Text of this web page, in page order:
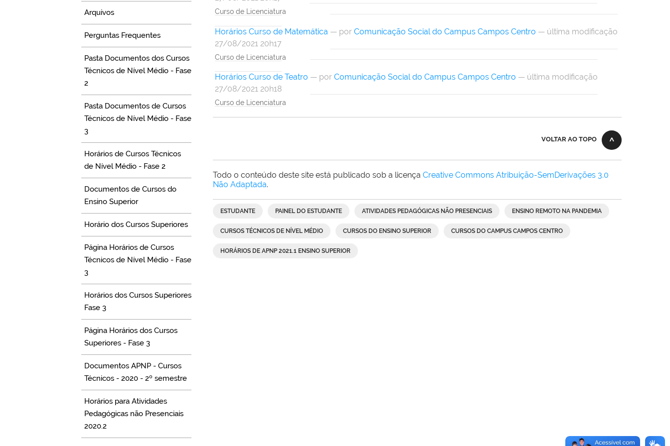
Arquivos
Perguntas Frequentes
Pasta Documentos dos Cursos
Técnicos de Nível Médio - Fase
2
Pasta Documentos de Cursos
Técnicos de Nível Médio - Fase
3
Horários de Cursos Técnicos
de Nível Médio - Fase 2
Documentos de Cursos do
Ensino Superior
Horário dos Cursos Superiores
Página Horários de Cursos
Técnicos de Nível Médio - Fase
3
Horários dos Cursos Superiores
Fase 3
Página Horários dos Cursos
Superiores - Fase 3
Documentos APNP - Cursos
Técnicos - 2020 - 2º semestre
Horários para Atividades
Pedagógicas não Presenciais
2020.2
Curso de Licenciatura
Horários Curso de Matemática — por Comunicação Social do Campus Campos Centro — última modificação
27/08/2021 20h17
Curso de Licenciatura
Horários Curso de Teatro — por Comunicação Social do Campus Campos Centro — última modificação
27/08/2021 20h18
Curso de Licenciatura
VOLTAR AO TOPO
Todo o conteúdo deste site está publicado sob a licença Creative Commons Atribuição-SemDerivações 3.0
Não Adaptada.
ESTUDANTE PAINEL DO ESTUDANTE ATIVIDADES PEDAGÓGICAS NÃO PRESENCIAIS ENSINO REMOTO NA PANDEMIA
CURSOS TÉCNICOS DE NÍVEL MÉDIO CURSOS DO ENSINO SUPERIOR CURSOS DO CAMPUS CAMPOS CENTRO
HORÁRIOS DE APNP 2021.1 ENSINO SUPERIOR